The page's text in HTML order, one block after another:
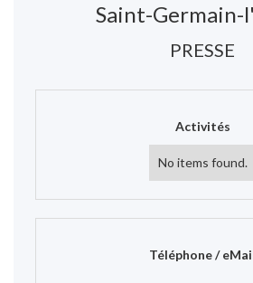
Saint-Germain-
PRESSE
Activités
No items found.
Téléphone /